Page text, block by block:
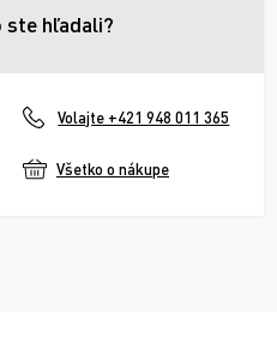
ste hľadali?
Volajte +421 948 011 365
Všetko o nákupe